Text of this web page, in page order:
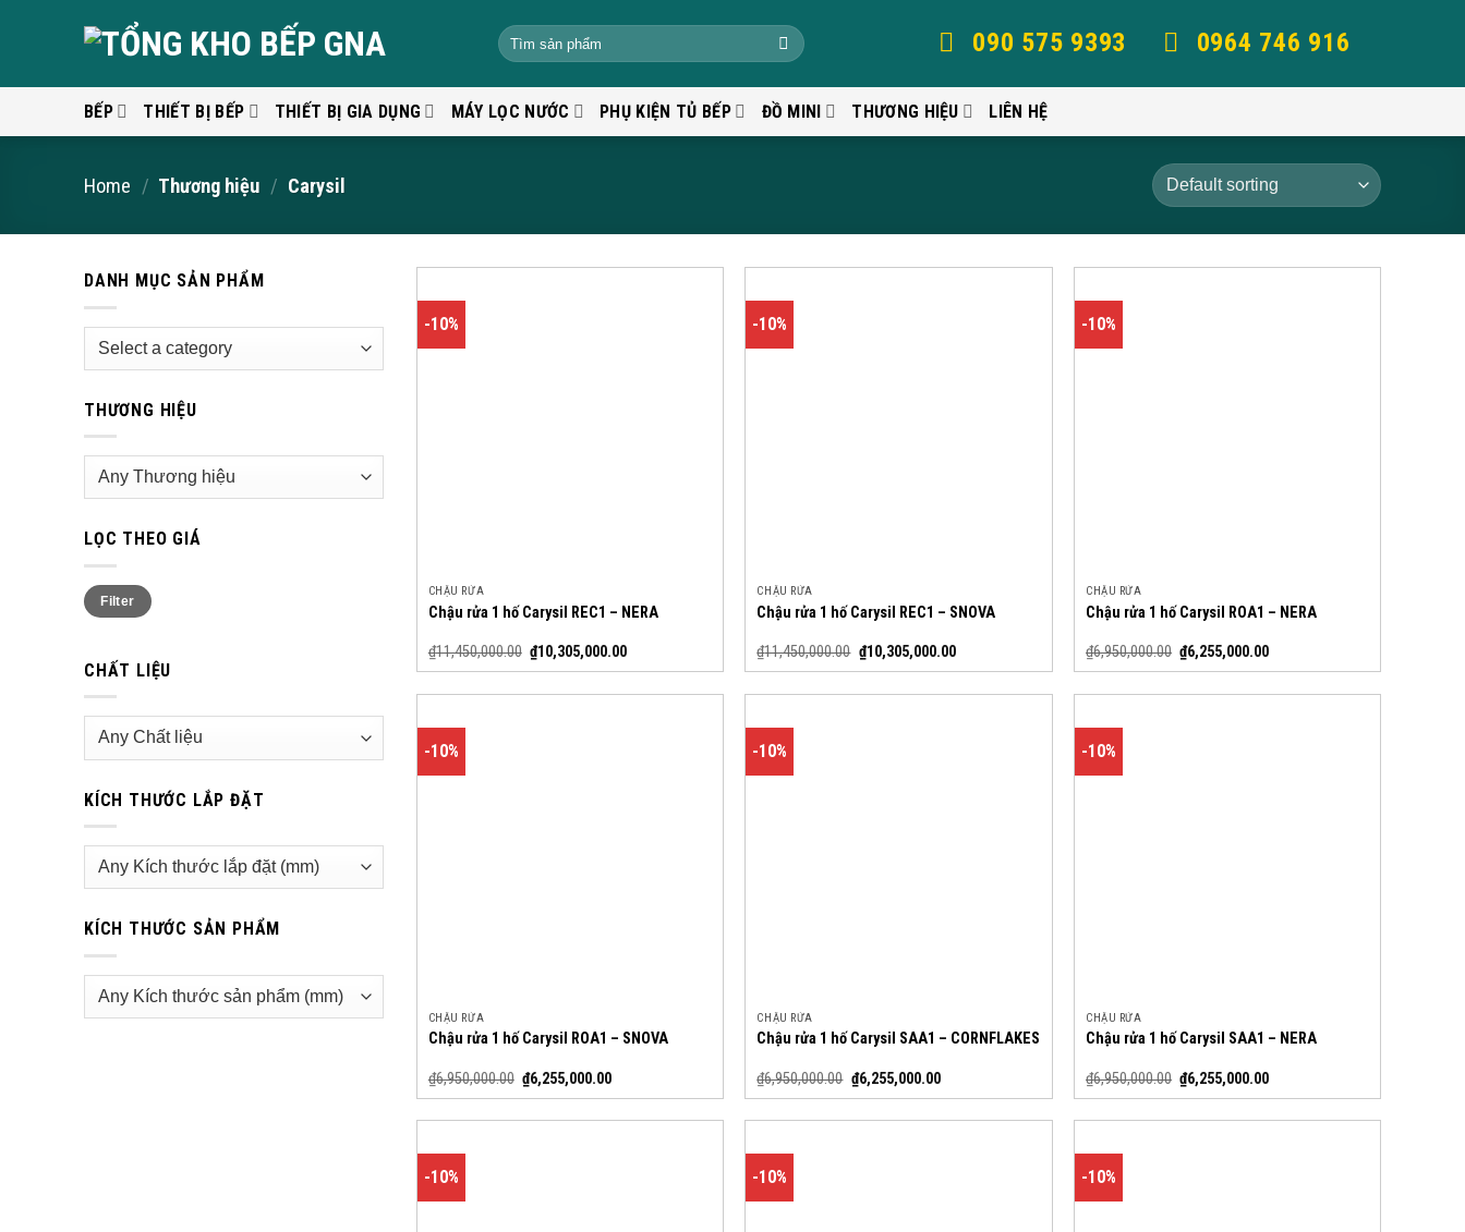
090 575 9393 0964 746 916
BẾP THIẾT BỊ BẾP THIẾT BỊ GIA DỤNG MÁY LỌC NƯỚC PHỤ KIỆN TỦ BẾP ĐỒ MINI THƯƠNG HIỆU LIÊN HỆ
Home / Thương hiệu / Carysil
DANH MỤC SẢN PHẨM
THƯƠNG HIỆU
LỌC THEO GIÁ
Min
price
Max
priceFilter
CHẤT LIỆU
KÍCH THƯỚC LẮP ĐẶT
KÍCH THƯỚC SẢN PHẨM
-10%
CHẬU RỬA
Chậu rửa 1 hố Carysil REC1 – NERA
₫11,450,000.00 ₫10,305,000.00
-10%
CHẬU RỬA
Chậu rửa 1 hố Carysil REC1 – SNOVA
₫11,450,000.00 ₫10,305,000.00
-10%
CHẬU RỬA
Chậu rửa 1 hố Carysil ROA1 – NERA
₫6,950,000.00 ₫6,255,000.00
-10%
CHẬU RỬA
Chậu rửa 1 hố Carysil ROA1 – SNOVA
₫6,950,000.00 ₫6,255,000.00
-10%
CHẬU RỬA
Chậu rửa 1 hố Carysil SAA1 – CORNFLAKES
₫6,950,000.00 ₫6,255,000.00
-10%
CHẬU RỬA
Chậu rửa 1 hố Carysil SAA1 – NERA
₫6,950,000.00 ₫6,255,000.00
-10% -10% -10%